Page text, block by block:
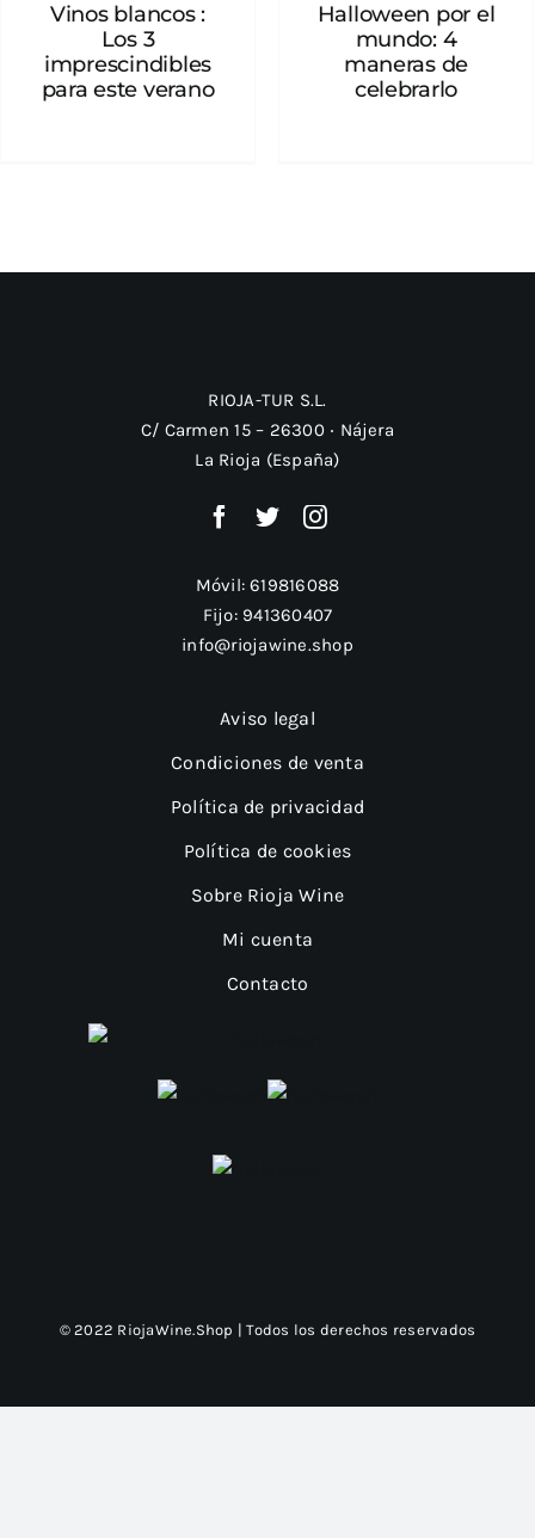
Vinos blancos :
Los 3
imprescindibles
para este verano
Halloween por el
mundo: 4
maneras de
celebrarlo
RIOJA-TUR S.L.
C/ Carmen 15 – 26300 ‧ Nájera
La Rioja (España)
Móvil:619816088
Fijo: 941360407
info@riojawine.shop
Aviso legal
Condiciones de venta
Política de privacidad
Política de cookies
Sobre Rioja Wine
Mi cuenta
Contacto
© 2022 RiojaWine.Shop | Todos los derechos reservados